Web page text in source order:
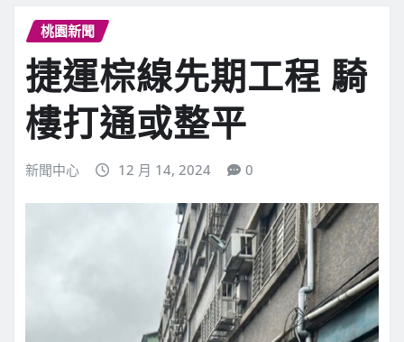
桃園新聞
捷運棕線先期工程 騎
樓打通或整平
新聞中心 12 月 14, 2024 0